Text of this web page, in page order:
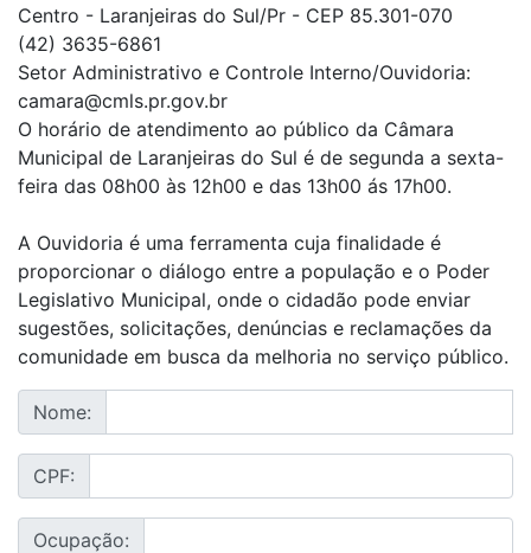
Centro - Laranjeiras do Sul/Pr - CEP 85.301-070
(42) 3635-6861
Setor Administrativo e Controle Interno/Ouvidoria:
camara@cmls.pr.gov.br
O horário de atendimento ao público da Câmara
Municipal de Laranjeiras do Sul é de segunda a sexta-
feira das 08h00 às 12h00 e das 13h00 ás 17h00.
A Ouvidoria é uma ferramenta cuja finalidade é
proporcionar o diálogo entre a população e o Poder
Legislativo Municipal, onde o cidadão pode enviar
sugestões, solicitações, denúncias e reclamações da
comunidade em busca da melhoria no serviço público.
Nome:
CPF:
Ocupação: